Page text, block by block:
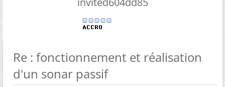
Re : fonctionnement et réalisation
d'un sonar passif